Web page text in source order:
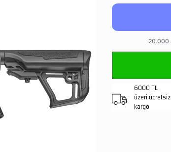
6000 TL
üzeri ücretsiz
kargo